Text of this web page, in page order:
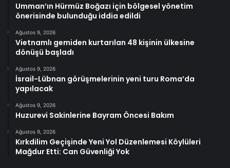
Umman’ın Hürmüz Boğazı için bölgesel yönetim
önerisinde bulunduğu iddia edildi
Ağustos 9, 2026
Vietnamlı gemiden kurtarılan 48 kişinin ülkesine
dönüşü başladı
Ağustos 9, 2026
İsrail-Lübnan görüşmelerinin yeni turu Roma’da
yapılacak
Ağustos 9, 2026
Huzurevi Sakinlerine Bayram Öncesi Bakım
Ağustos 9, 2026
Kırkdilim Geçişinde Yeni Yol Düzenlemesi Köylüleri
Mağdur Etti: Can Güvenliği Yok